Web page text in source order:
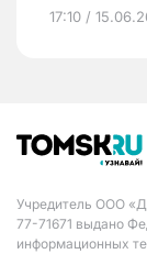
17:10 /
Учредитель ООО
77-71671 выдано
информационных